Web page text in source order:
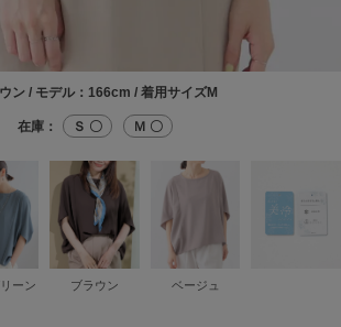
ン / モデル：166cm / 着用サイズM
在庫： Ｓ 〇 Ｍ 〇
ーン ブラウン ベージュ